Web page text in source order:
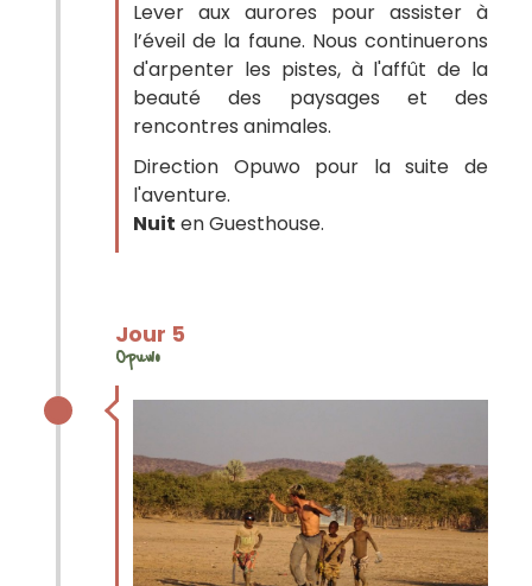
Lever aux aurores pour assister à
l’éveil de la faune. Nous continuerons
d'arpenter les pistes, à l'affût de la
beauté des paysages et des
rencontres animales.
Direction Opuwo pour la suite de
l'aventure.
Nuit en Guesthouse.
Jour 5
Opuwo